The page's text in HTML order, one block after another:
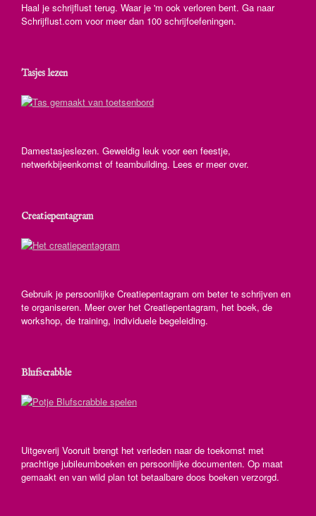
Haal je schrijflust terug. Waar je 'm ook verloren bent. Ga naar
Schrijflust.com voor meer dan 100 schrijfoefeningen.
Tasjes lezen
Damestasjeslezen. Geweldig leuk voor een feestje,
netwerkbijeenkomst of teambuilding. Lees er meer over.
Creatiepentagram
Gebruik je persoonlijke Creatiepentagram om beter te schrijven en
te organiseren. Meer over het Creatiepentagram, het boek, de
workshop, de training, individuele begeleiding.
Blufscrabble
Uitgeverij Vooruit brengt het verleden naar de toekomst met
prachtige jubileumboeken en persoonlijke documenten. Op maat
gemaakt en van wild plan tot betaalbare doos boeken verzorgd.